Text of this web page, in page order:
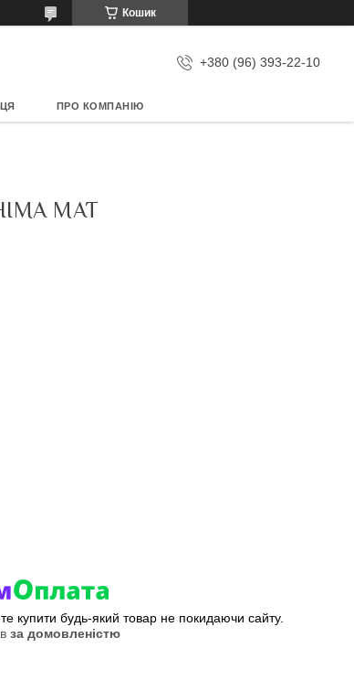
Кошик
+380 (96) 393-22-10
ПРО КОМПАНІЮ
MAT
купити будь-який товар не покидаючи сайту.
за домовленістю